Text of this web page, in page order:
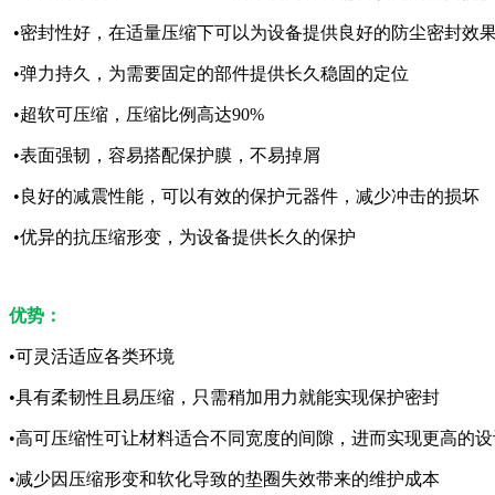
•密封性好，在适量压缩下可以为设备提供良好的防尘密封效
•弹力持久，为需要固定的部件提供长久稳固的定位
•超软可压缩，压缩比例高达90%
•表面强韧，容易搭配保护膜，不易掉屑
•良好的减震性能，可以有效的保护元器件，减少冲击的损坏
•优异的抗压缩形变，为设备提供长久的保护
优势：
•可灵活适应各类环境
•具有柔韧性且易压缩，只需稍加用力就能实现保护密封
•高可压缩性可让材料适合不同宽度的间隙，进而实现更高的
•减少因压缩形变和软化导致的垫圈失效带来的维护成本